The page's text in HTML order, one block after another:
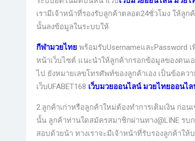
เรามีเจ้าหน้าที่รองรับลูกค้าตลอด24ชั่วโมง ให้ลู
นั้นลงข้อมูลในระบบให้
กีฬามวยไทย พร้อมรับUsernameและPassword
หน้าเว็บไซต์ แนะนำให้ลูกค้ากรอกข้อมูลของตนเ
ไป ยังหมายเลขโทรศัพท์ของลูกค้าเอง เป็นข้อคว
เว็บUFABET168 เว็บมวยออนไลน์ มวยไทยออนไ
2.ลูกค้าเก่าหรือลูกค้าใหม่ต้องทำการเติมเงิน ก่อ
นั้น ลูกค้าท่านใดสมัครสมาชิกผ่านทาง@LINE รบ
สอบด้วยน้า ทางเราจะมีเจ้าหน้าที่รับรองลูกค้าใ